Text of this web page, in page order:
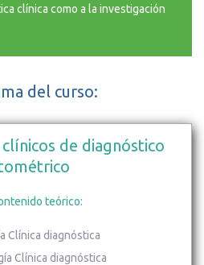
clínica como a la investigación
del curso:
de diagnóstico
teórico:
Clínica diagnóstica
Clínica diagnóstica